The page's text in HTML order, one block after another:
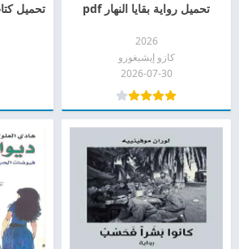
تحميل رواية بقايا النهار pdf
2026
كازو إيشيغورو
2026-07-30
تحميل